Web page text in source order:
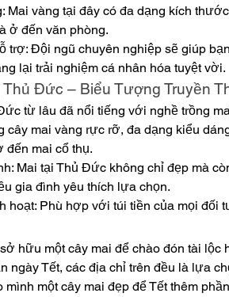
Mai vàng tại đây có đa dạng kích
ở đến văn phòng.
trợ: Đội ngũ chuyên nghiệp sẽ giúp
lại trải nghiệm cá nhân hóa tuyệt vời.
Thủ Đức – Biểu Tượng Truyền
từ lâu đã nổi tiếng với nghề trồng
cây mai vàng rực rỡ, đa dạng kiểu
đến mai cổ thụ.
Mai tại Thủ Đức không chỉ đẹp mà
gia đình yêu thích lựa chọn.
hoạt: Phù hợp với túi tiền của mọi đối
hữu một cây mai để chào đón tài lộc
ngày Tết, các địa chỉ trên đều là lựa
mình một cây mai đẹp để Tết thêm